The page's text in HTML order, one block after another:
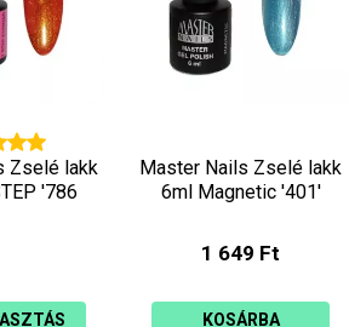
Zselé lakk
'786
Master Nails Zselé lakk
6ml Magnetic '401'
1 649 Ft
KOSÁRBA